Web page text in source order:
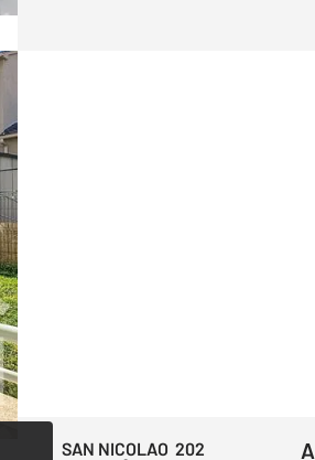
SAN NICOLAO 202